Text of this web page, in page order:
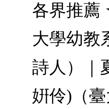
各界推薦
大學幼教
詩人）｜
姸伶)（